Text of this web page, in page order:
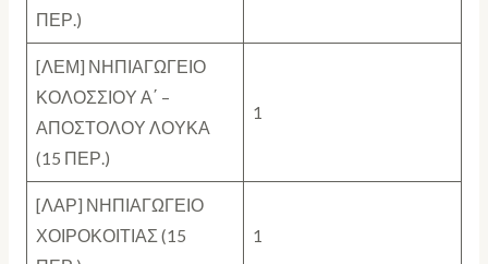
ΠΕΡ.)
[ΛΕΜ] ΝΗΠΙΑΓΩΓΕΙΟ
ΚΟΛΟΣΣΙΟΥ Α΄ –
ΑΠΟΣΤΟΛΟΥ ΛΟΥΚΑ
(15 ΠΕΡ.)
1
[ΛΑΡ] ΝΗΠΙΑΓΩΓΕΙΟ
ΧΟΙΡΟΚΟΙΤΙΑΣ (15
1